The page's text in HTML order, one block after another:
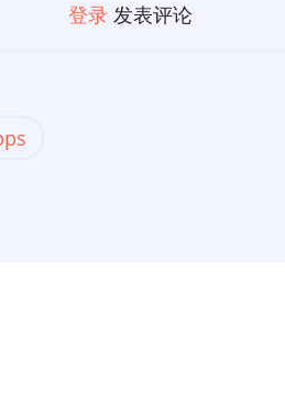
登录 发表评论